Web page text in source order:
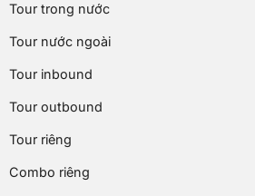
Tour trong nước
Tour nước ngoài
Tour inbound
Tour outbound
Tour riêng
Combo riêng